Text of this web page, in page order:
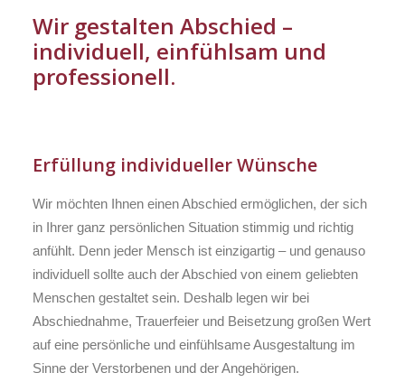
Wir gestalten Abschied –
individuell, einfühlsam und
professionell.
Erfüllung individueller Wünsche
Wir möchten Ihnen einen Abschied ermöglichen, der sich
in Ihrer ganz persönlichen Situation stimmig und richtig
anfühlt. Denn jeder Mensch ist einzigartig – und genauso
individuell sollte auch der Abschied von einem geliebten
Menschen gestaltet sein. Deshalb legen wir bei
Abschiednahme, Trauerfeier und Beisetzung großen Wert
auf eine persönliche und einfühlsame Ausgestaltung im
Sinne der Verstorbenen und der Angehörigen.